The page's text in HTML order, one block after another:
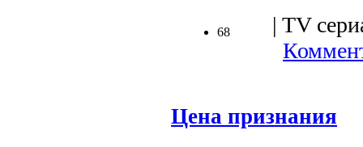
68
| TV
Цена признания